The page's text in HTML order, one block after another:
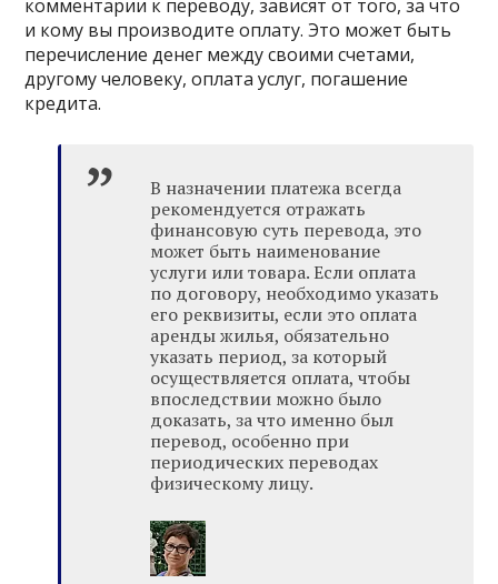
комментарии к переводу, зависят от того, за что
и кому вы производите оплату. Это может быть
перечисление денег между своими счетами,
другому человеку, оплата услуг, погашение
кредита.
В назначении платежа всегда
рекомендуется отражать
финансовую суть перевода, это
может быть наименование
услуги или товара. Если оплата
по договору, необходимо указать
его реквизиты, если это оплата
аренды жилья, обязательно
указать период, за который
осуществляется оплата, чтобы
впоследствии можно было
доказать, за что именно был
перевод, особенно при
периодических переводах
физическому лицу.